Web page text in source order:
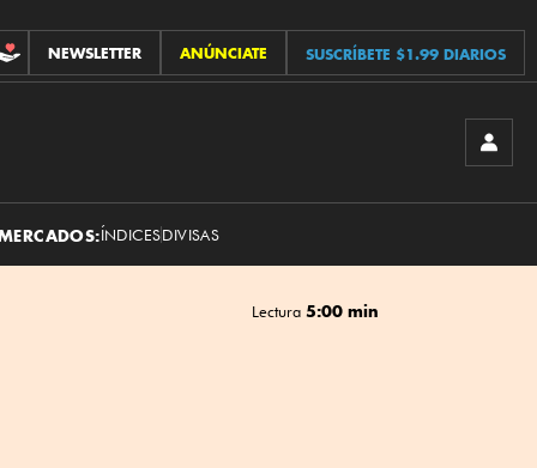
CONTRIBUCIONES
NEWSLETTER ANÚNCIATE SUSCRÍBETE $1.99 DIARIOS
ÍNDICESDIVISAS
Lectura 5:00 min